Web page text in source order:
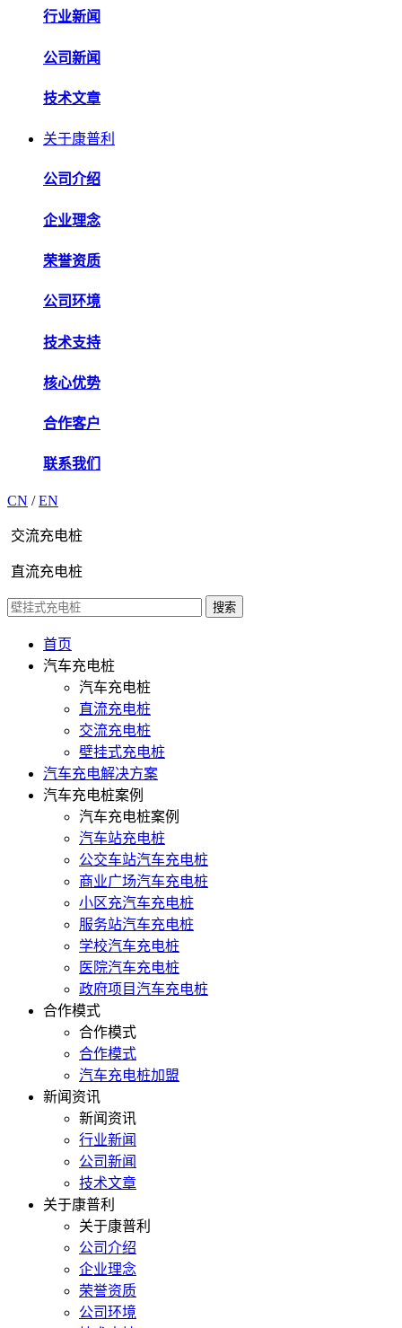
行业新闻
公司新闻
技术文章
关于康普利
公司介绍
企业理念
荣誉资质
公司环境
技术支持
核心优势
合作客户
联系我们
CN /EN
交流充电桩
直流充电桩
首页
汽车充电桩
汽车充电桩
直流充电桩
交流充电桩
壁挂式充电桩
汽车充电解决方案
汽车充电桩案例
汽车充电桩案例
汽车站充电桩
公交车站汽车充电桩
商业广场汽车充电桩
小区充汽车充电桩
服务站汽车充电桩
学校汽车充电桩
医院汽车充电桩
政府项目汽车充电桩
合作模式
合作模式
合作模式
汽车充电桩加盟
新闻资讯
新闻资讯
行业新闻
公司新闻
技术文章
关于康普利
关于康普利
公司介绍
企业理念
荣誉资质
公司环境